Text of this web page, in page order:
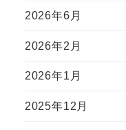
2026年6月
2026年2月
2026年1月
2025年12月